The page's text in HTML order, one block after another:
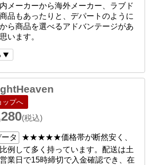
メーカーから海外メーカー、ラブド
品もあったりと、デパートのように
ら商品を選べるアドバンテージがあ
います。
ップへ
(税込)
タ ★★★★★価格帯が断然安く、
例して多く持っています。配送は土
業日で15時締切で入金確認でき、在